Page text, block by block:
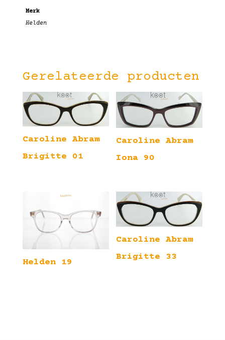
Merk
Helden
Gerelateerde producten
Caroline Abram
Brigitte 01
Caroline Abram
Iona 90
Helden 19
Caroline Abram
Brigitte 33